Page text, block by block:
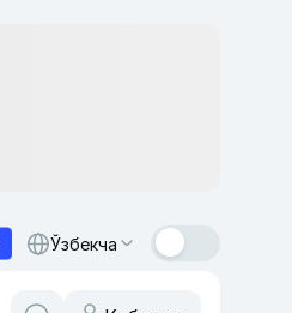
Ўзбекча